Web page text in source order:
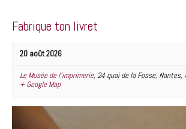
Fabrique ton livret
20 août 2026
Le Musée de l’imprimerie, 24 quai de la Fosse, Nantes,
+ Google Map